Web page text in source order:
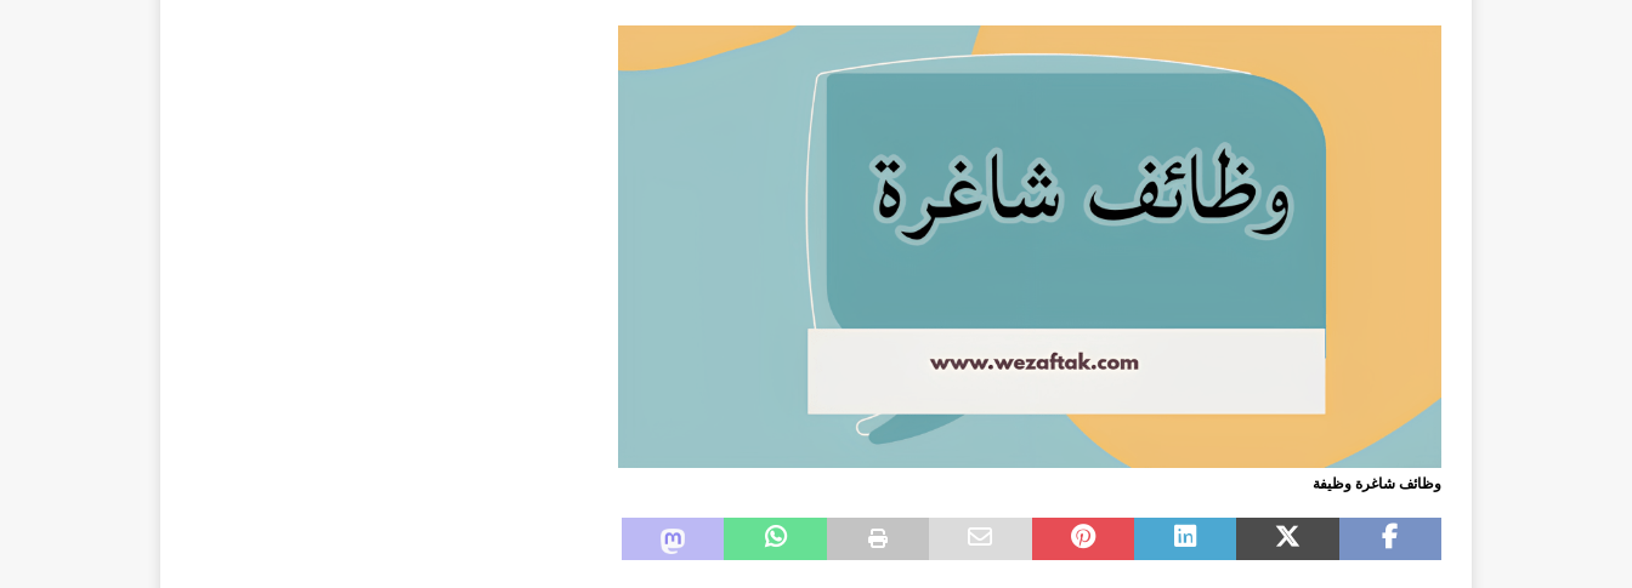
وظائف شاغرة وظيفة